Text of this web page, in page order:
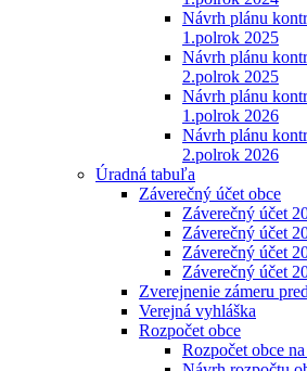
Návrh plánu
1.polrok 2025
Návrh plánu
2.polrok 2025
Návrh plánu
1.polrok 2026
Návrh plánu
2.polrok 2026
Úradná tabuľa
Záverečný účet obce
Záverečný účet
Záverečný účet
Záverečný účet
Záverečný účet
Zverejnenie zámeru
Verejná vyhláška
Rozpočet obce
Rozpočet obce